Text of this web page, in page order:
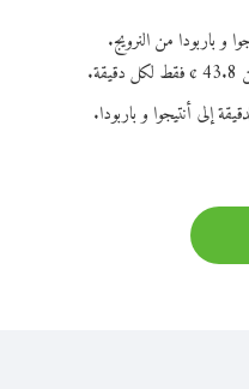
إلى أنتيجوا و باربودا.